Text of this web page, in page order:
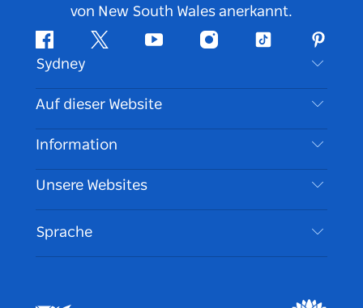
von New South Wales anerkannt.
FacebookTwitter YouTubeInstagramTikTok
Sydney
Kontaktieren Sie uns
Haftungsausschluss
Cookie Notice
Auf dieser Website
Reiseziele
Aktivitäten
Veranstaltungen
Unterkunft
Information
Reiseinformationen
Barrierefreies Sydney
Tragen Sie Ihr Unternehmen ein
Unsere Websites
Sprache